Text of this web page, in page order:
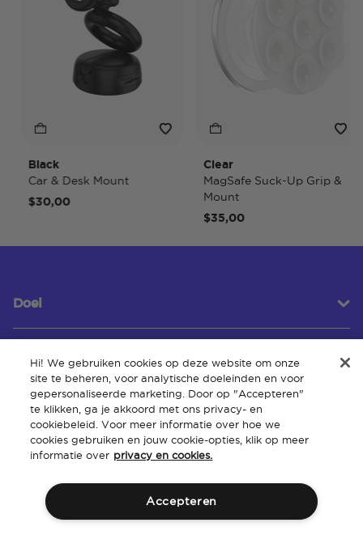
Black
Car & Desk Mount
$30,00
Clear
MagSafe Suck-Up Grip &
Mount
$35,00
Doel
Klantenservice
Over
Hi! We gebruiken cookies op deze website om onze
site te beheren, voor analytische doeleinden en voor
gepersonaliseerde marketing. Door op "Accepteren"
te klikken, ga je akkoord met ons privacy- en
cookiebeleid. Voor meer informatie over hoe we
cookies gebruiken en jouw cookie-opties, klik op meer
informatie over privacy en cookies.
Accepteren